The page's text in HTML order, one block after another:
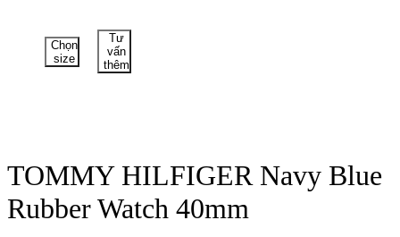
Chọn
size
Tư
vấn
thêm
TOMMY HILFIGER Navy Blue
Rubber Watch 40mm